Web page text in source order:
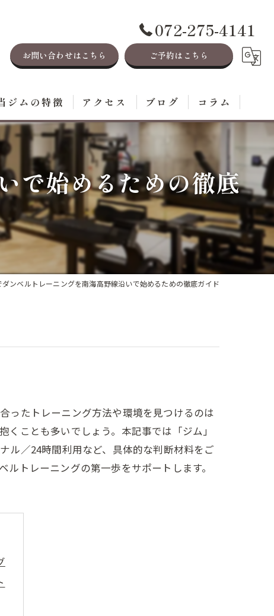
072-275-4141
お問い合わせはこちら ご予約はこちら
ジムの特徴
レーニング
ダイエット
脱毛
ステ
痩身
アクセス ブログ コラム
で始めるための徹底
ダンベルトレーニングを南海高野線沿いで始めるための徹底ガイド
ったトレーニング方法や環境を見つけるのは
ことも多いでしょう。本記事では「ジム」
ル／24時間利用など、具体的な判断材料をご
トレーニングの第一歩をサポートします。